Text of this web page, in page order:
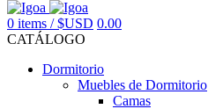
0 items / $USD 0.00
CATÁLOGO
Dormitorio
Muebles de Dormitorio
Camas